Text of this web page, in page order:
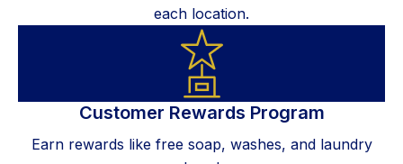
each location.
Customer Rewards Program
Earn rewards like free soap, washes, and laundry